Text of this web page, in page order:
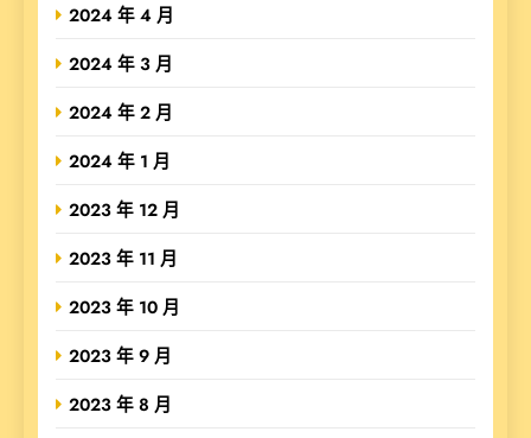
2024 年 4 月
2024 年 3 月
2024 年 2 月
2024 年 1 月
2023 年 12 月
2023 年 11 月
2023 年 10 月
2023 年 9 月
2023 年 8 月